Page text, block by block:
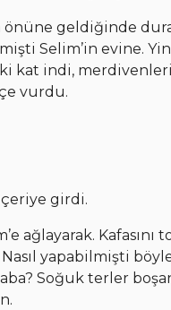
önüne geldiğinde
Selim’in evine.
kat indi,
vurdu.
içeriye girdi.
ağlayarak. Kafasını
Nasıl yapabilmişti
Soğuk terler